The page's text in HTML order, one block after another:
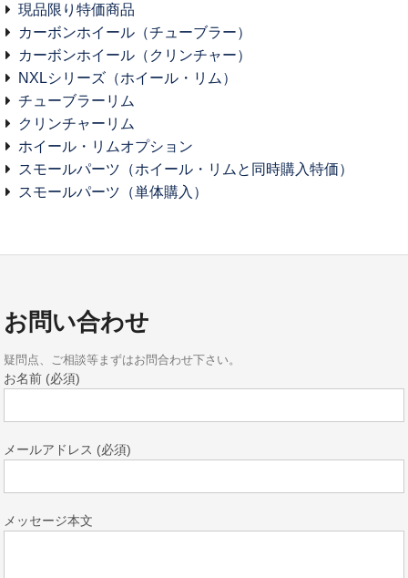
現品限り特価商品
カーボンホイール（チューブラー）
カーボンホイール（クリンチャー）
NXLシリーズ（ホイール・リム）
チューブラーリム
クリンチャーリム
ホイール・リムオプション
スモールパーツ（ホイール・リムと同時購入特価）
スモールパーツ（単体購入）
お問い合わせ
疑問点、ご相談等まずはお問合わせ下さい。
お名前 (必須)
メールアドレス (必須)
メッセージ本文